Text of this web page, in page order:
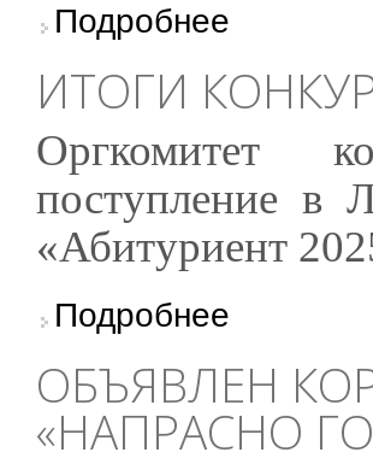
Подробнее
ИТОГИ
Оргкомитет
поступление в
«Абитуриент
Подробнее
ОБЪЯВЛЕН
«НАПРАСНО